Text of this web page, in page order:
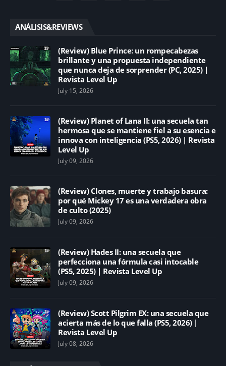
ANÁLISIS&REVIEWS
(Review) Blue Prince: un rompecabezas
brillante y una propuesta independiente
que nunca deja de sorprender (PC, 2025) |
Revista Level Up
July 15, 2026
(Review) Planet of Lana II: una secuela tan
hermosa que se mantiene fiel a su esencia e
innova con inteligencia (PS5, 2026) | Revista
Level Up
July 09, 2026
(Review) Clones, muerte y trabajo basura:
por qué Mickey 17 es una verdadera obra
de culto (2025)
July 09, 2026
(Review) Hades II: una secuela que
perfecciona una fórmula casi intocable
(PS5, 2025) | Revista Level Up
July 09, 2026
(Review) Scott Pilgrim EX: una secuela que
acierta más de lo que falla (PS5, 2026) |
Revista Level Up
July 08, 2026